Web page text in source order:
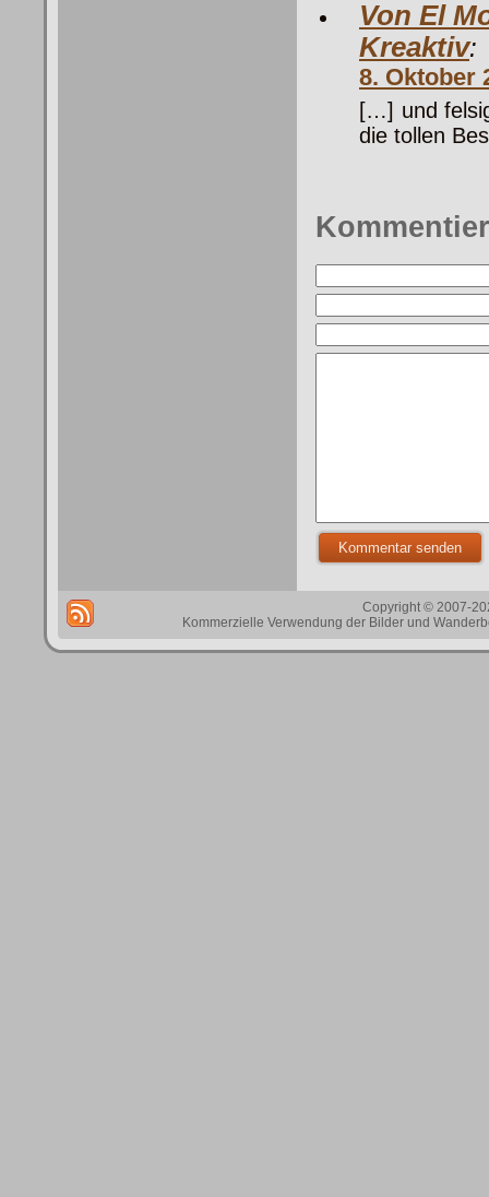
Von El
Kreaktiv:
8. Oktober
[…] und
die tollen
Copyright © 2007-
Kommerzielle Verwendung der Bilder und